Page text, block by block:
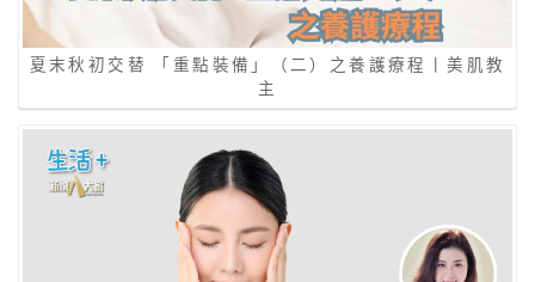
夏末秋初交替 「重點裝備」（二）之養護療程丨美肌教
主